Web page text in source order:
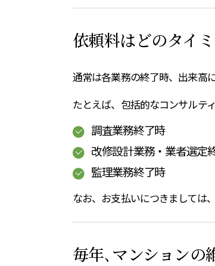
依頼料はどのタイ
通常は各業務の終了時、出来高
たとえば、包括的なコンサルテ
調査業務終了時
改修設計業務・業者選定
監理業務終了時
なお、お支払いにつきましては
毎年､マンションの